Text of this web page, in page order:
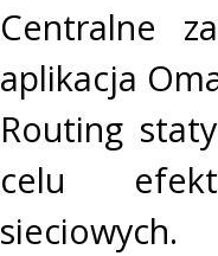
Centralne
aplikacja
Routing
celu
sieciowych.